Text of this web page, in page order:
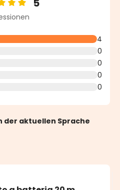
von 5 von 5 Sternen
5
4
0
0
0
0
der aktuellen Sprache